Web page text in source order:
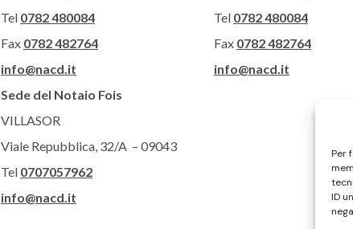
Per
ID
Tel 0782 480084
Fax 0782 482764
info@nacd.it
Sede del Notaio Fois
VILLASOR
Viale Repubblica, 32/A – 09043
Tel 0707057962
info@nacd.it
Tel 0782 480084
Fax 0782 482764
info@nacd.it